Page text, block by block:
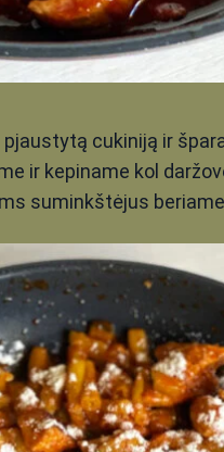
pjaustytą cukiniją ir
ir kepiname kol
suminkštėjus